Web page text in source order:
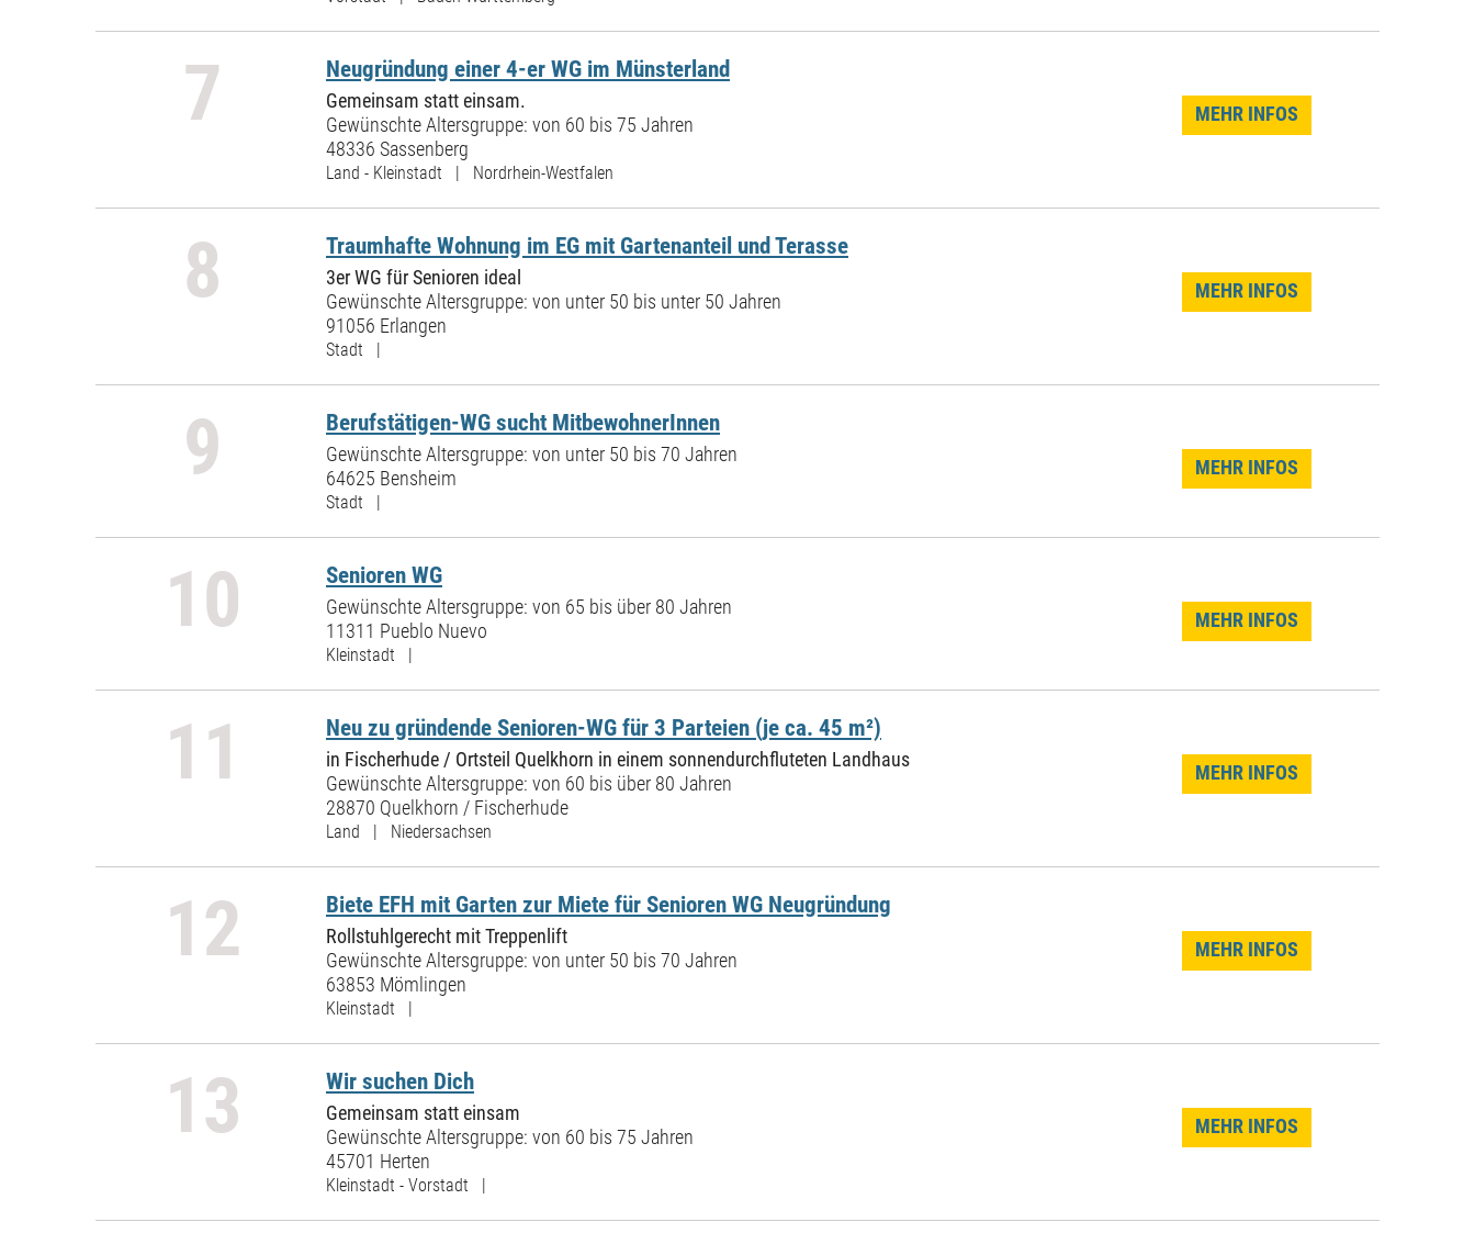
7 Neugründung einer 4-er WG im Münsterland
Gemeinsam statt einsam.
Gewünschte Altersgruppe: von 60 bis 75 Jahren
48336 Sassenberg
Land - Kleinstadt | Nordrhein-Westfalen
MEHR INFOS
8 Traumhafte Wohnung im EG mit Gartenanteil und Terasse
3er WG für Senioren ideal
Gewünschte Altersgruppe: von unter 50 bis unter 50 Jahren
91056 Erlangen
Stadt |
MEHR INFOS
9 Berufstätigen-WG sucht MitbewohnerInnen
Gewünschte Altersgruppe: von unter 50 bis 70 Jahren
64625 Bensheim
Stadt |
MEHR INFOS
10 Senioren WG
Gewünschte Altersgruppe: von 65 bis über 80 Jahren
11311 Pueblo Nuevo
Kleinstadt |
MEHR INFOS
11 Neu zu gründende Senioren-WG für 3 Parteien (je ca. 45 m²)
in Fischerhude / Ortsteil Quelkhorn in einem sonnendurchfluteten Landhaus
Gewünschte Altersgruppe: von 60 bis über 80 Jahren
28870 Quelkhorn / Fischerhude
Land | Niedersachsen
MEHR INFOS
12 Biete EFH mit Garten zur Miete für Senioren WG Neugründung
Rollstuhlgerecht mit Treppenlift
Gewünschte Altersgruppe: von unter 50 bis 70 Jahren
63853 Mömlingen
Kleinstadt |
MEHR INFOS
13 Wir suchen Dich
Gemeinsam statt einsam
Gewünschte Altersgruppe: von 60 bis 75 Jahren
45701 Herten
Kleinstadt - Vorstadt |
MEHR INFOS